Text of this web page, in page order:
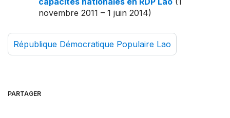
novembre 2011 – 1 juin 2014)
République Démocratique Populaire Lao
PARTAGER